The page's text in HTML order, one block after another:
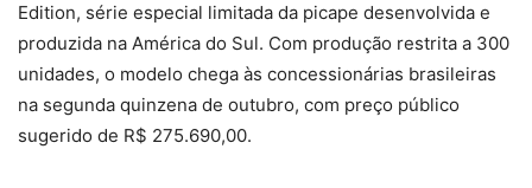
Edition, série especial limitada da picape desenvolvida e
produzida na América do Sul. Com produção restrita a 300
unidades, o modelo chega às concessionárias brasileiras
na segunda quinzena de outubro, com preço público
sugerido de R$ 275.690,00.